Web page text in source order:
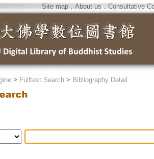
Site map．About us ． Consultative
> Fulltext Search > Bibliography Detail